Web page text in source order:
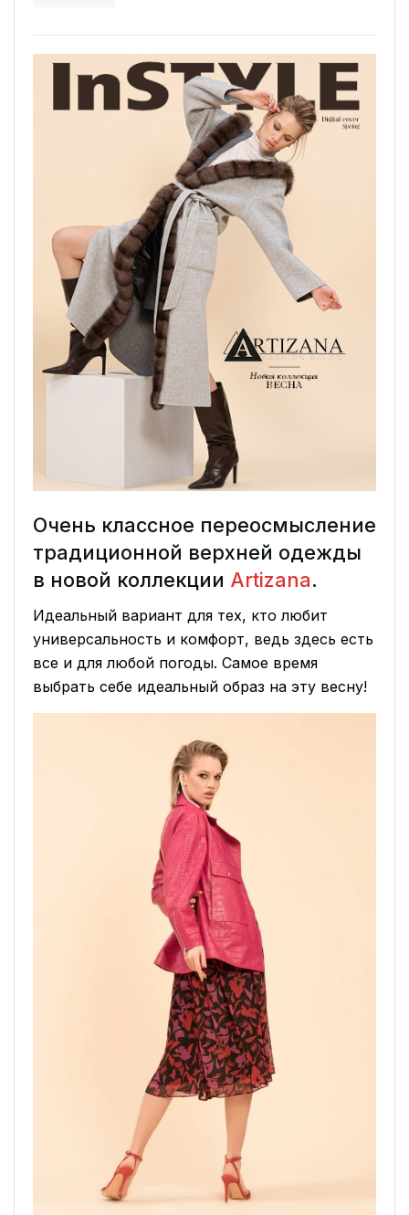
Очень классное переосмысление
традиционной верхней одежды
в новой коллекции Artizana.
Идеальный вариант для тех, кто любит
универсальность и комфорт, ведь здесь есть
все и для любой погоды. Самое время
выбрать себе идеальный образ на эту весну!